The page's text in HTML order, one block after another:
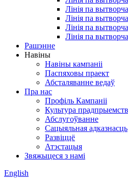
Лінія па
Лінія па
Лінія па
Лінія па
Рашэнне
Навіны
Навіны кампаніі
Паспяховы праект
Абсталяванне ведаў
Пра нас
Профіль Кампаніі
Культура
Абслугоўванне
Сацыяльная адказнасць
Развіццё
Атэстацыя
Звяжыцеся з намі
English